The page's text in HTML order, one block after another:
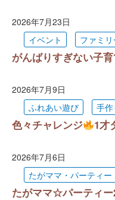
2026年7月23日
イベント
ファミ
がんばりすぎない子
2026年7月9日
ふれあい遊び
手
色々チャレンジ 1才
2026年7月6日
たがママ・パーティー
たがママ☆パーティー